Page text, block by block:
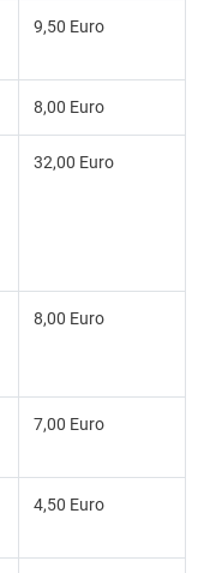
9,50 Euro
8,00 Euro
32,00 Euro
8,00 Euro
7,00 Euro
4,50 Euro